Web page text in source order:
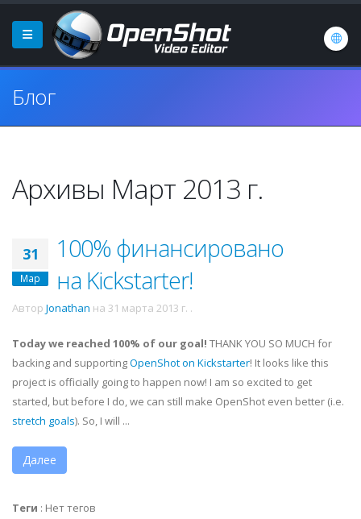
Блог
Архивы Март 2013 г.
31
Мар
100% финансировано
на Kickstarter!
Автор Jonathan на 31 марта 2013 г. .
Today we reached 100% of our goal! THANK YOU SO MUCH for
backing and supportingOpenShot on Kickstarter! It looks like this
project is officially going to happen now! I am so excited to get
started, but before I do, we can still make OpenShot even better (i.e.
stretch goals). So, I will ...
Далее
Теги : Нет тегов